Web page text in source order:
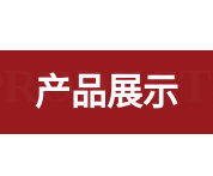
产品展示
PRODUCTS